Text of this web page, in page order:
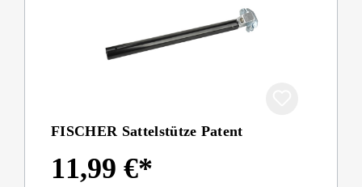
FISCHER Sattelstütze Patent
11,99 €*